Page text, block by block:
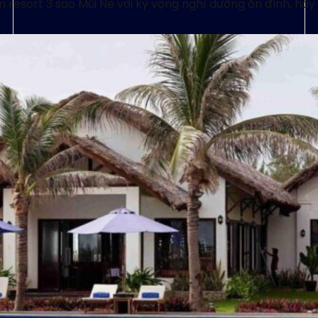
3 sao Mũi Né với kỳ vọng nghỉ dưỡng ổn định,